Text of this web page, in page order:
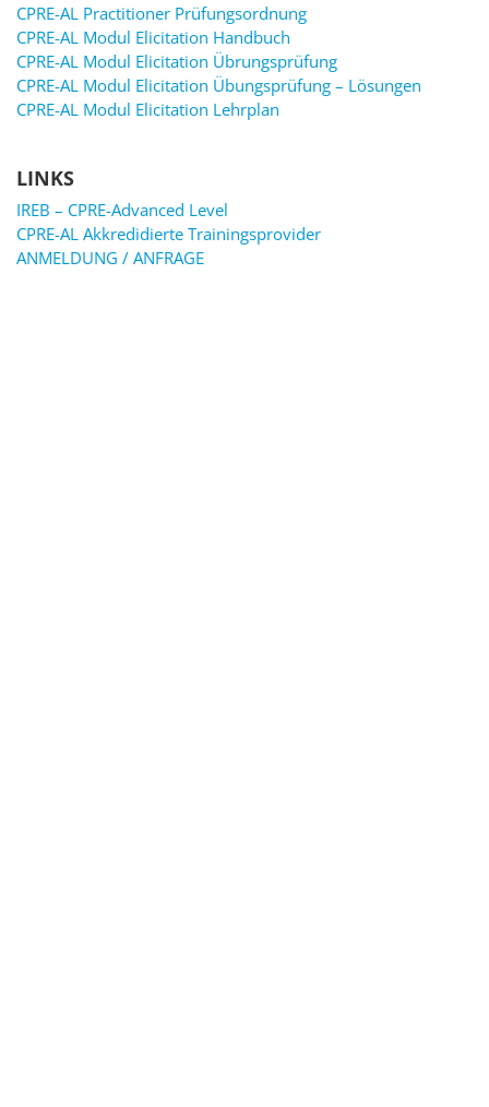
CPRE-AL Practitioner Prüfungsordnung
CPRE-AL Modul Elicitation Handbuch
CPRE-AL Modul Elicitation Übrungsprüfung
CPRE-AL Modul Elicitation Übungsprüfung – Lösungen
CPRE-AL Modul Elicitation Lehrplan
LINKS
IREB – CPRE-Advanced Level
CPRE-AL Akkredidierte Trainingsprovider
ANMELDUNG / ANFRAGE